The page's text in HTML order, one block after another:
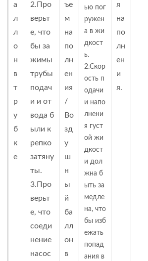
а
л
л
о
н
в
т
р
у
б
к
е
2.Про
верьт
е, что
бы за
жимы
трубы
подач
и и от
вода б
ыли к
репко
затяну
ты.
3.Про
верьт
е, что
соеди
нение
насос
ъе
м
на
по
лн
ен
ия
/
Во
зд
у
ш
н
ы
й
ба
лл
он
в
ью пог
ружен
а в жи
дкост
ь.
2.Скор
ость п
одачи
и напо
лнени
я густ
ой жи
дкост
и дол
жна б
ыть за
медле
на, что
бы изб
ежать
попад
ания в
я
на
по
лн
ен
и
я.